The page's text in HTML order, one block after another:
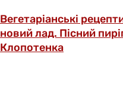
Вегетаріанські
новий лад. Пісний
Клопотенка